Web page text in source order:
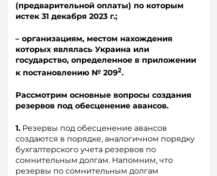
(предварительной оплаты) по которым
истек 31 декабря 2023 г.;
– организациям, местом нахождения
которых являлась Украина или
государство, определенное в приложении
к постановлению № 2092.
Рассмотрим основные вопросы создания
резервов под обесценение авансов.
1. Резервы под обесценение авансов
создаются в порядке, аналогичном порядку
бухгалтерского учета резервов по
сомнительным долгам. Напомним, что
резервы по сомнительным долгам